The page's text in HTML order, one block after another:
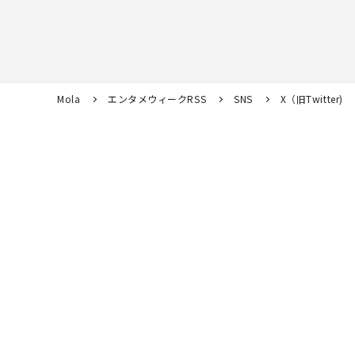
Mola エンタメウィークRSS SNS X（旧Twitter)